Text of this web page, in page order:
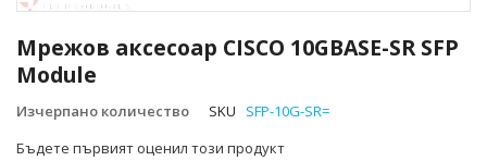
Мрежов аксесоар CISCO 10GBASE-SR SFP
Module
Изчерпано количество SKU
SFP-10G-SR=
Бъдете първият оценил този продукт
към
началото
на
галерия
снимки